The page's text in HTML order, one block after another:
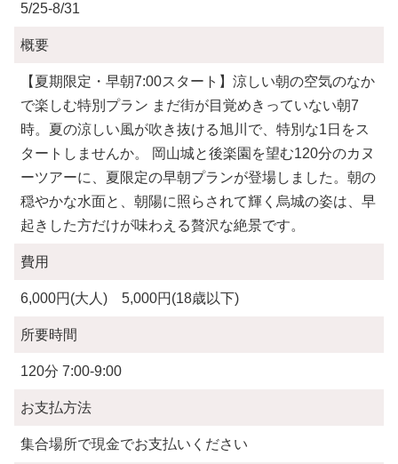
5/25-8/31
概要
【夏期限定・早朝7:00スタート】涼しい朝の空気のなか
で楽しむ特別プラン まだ街が目覚めきっていない朝7
時。夏の涼しい風が吹き抜ける旭川で、特別な1日をス
タートしませんか。 岡山城と後楽園を望む120分のカヌ
ーツアーに、夏限定の早朝プランが登場しました。朝の
穏やかな水面と、朝陽に照らされて輝く烏城の姿は、早
起きした方だけが味わえる贅沢な絶景です。
費用
6,000円(大人) 5,000円(18歳以下)
所要時間
120分 7:00-9:00
お支払方法
集合場所で現金でお支払いください